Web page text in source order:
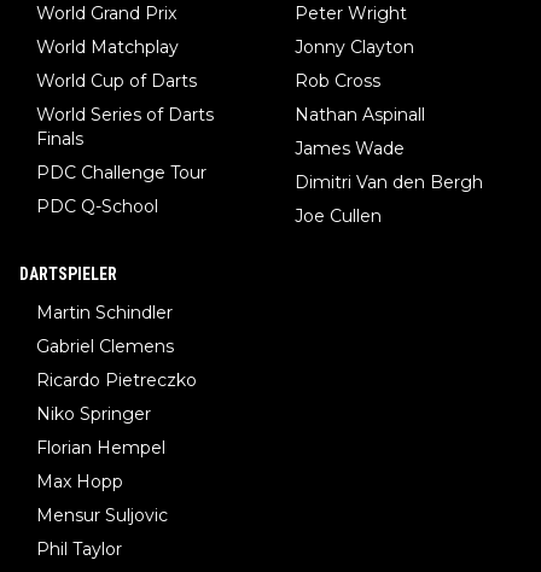
World Grand Prix
World Matchplay
World Cup of Darts
World Series of Darts
Finals
PDC Challenge Tour
PDC Q-School
Peter Wright
Jonny Clayton
Rob Cross
Nathan Aspinall
James Wade
Dimitri Van den Bergh
Joe Cullen
DARTSPIELER
Martin Schindler
Gabriel Clemens
Ricardo Pietreczko
Niko Springer
Florian Hempel
Max Hopp
Mensur Suljovic
Phil Taylor